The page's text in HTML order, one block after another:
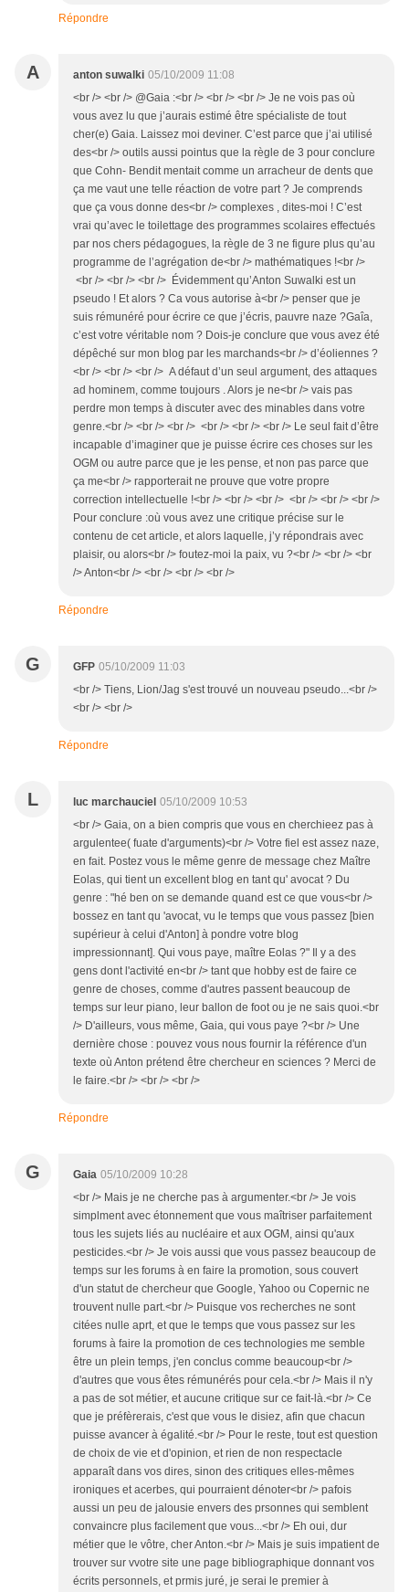
Répondre
A anton suwalki 05/10/2009 11:08
<br /> <br /> @Gaia :<br /> <br /> <br /> Je ne vois pas où
vous avez lu que j’aurais estimé être spécialiste de tout
cher(e) Gaia. Laissez moi deviner. C’est parce que j’ai utilisé
des<br /> outils aussi pointus que la règle de 3 pour conclure
que Cohn- Bendit mentait comme un arracheur de dents que
ça me vaut une telle réaction de votre part ? Je comprends
que ça vous donne des<br /> complexes , dites-moi ! C’est
vrai qu’avec le toilettage des programmes scolaires effectués
par nos chers pédagogues, la règle de 3 ne figure plus qu’au
programme de l’agrégation de<br /> mathématiques !<br />
<br /> <br /> <br /> Évidemment qu’Anton Suwalki est un
pseudo ! Et alors ? Ca vous autorise à<br /> penser que je
suis rémunéré pour écrire ce que j’écris, pauvre naze ?Gaîa,
c’est votre véritable nom ? Dois-je conclure que vous avez été
dépêché sur mon blog par les marchands<br /> d’éoliennes ?
<br /> <br /> <br /> A défaut d’un seul argument, des attaques
ad hominem, comme toujours . Alors je ne<br /> vais pas
perdre mon temps à discuter avec des minables dans votre
genre.<br /> <br /> <br /> <br /> <br /> <br /> Le seul fait d’être
incapable d’imaginer que je puisse écrire ces choses sur les
OGM ou autre parce que je les pense, et non pas parce que
ça me<br /> rapporterait ne prouve que votre propre
correction intellectuelle !<br /> <br /> <br /> <br /> <br /> <br />
Pour conclure :où vous avez une critique précise sur le
contenu de cet article, et alors laquelle, j’y répondrais avec
plaisir, ou alors<br /> foutez-moi la paix, vu ?<br /> <br /> <br
/> Anton<br /> <br /> <br /> <br />
Répondre
G GFP 05/10/2009 11:03
<br /> Tiens, Lion/Jag s'est trouvé un nouveau pseudo...<br />
<br /> <br />
Répondre
L luc marchauciel 05/10/2009 10:53
<br /> Gaia, on a bien compris que vous en cherchieez pas à
argulentee( fuate d'arguments)<br /> Votre fiel est assez naze,
en fait. Postez vous le même genre de message chez Maître
Eolas, qui tient un excellent blog en tant qu' avocat ? Du
genre : "hé ben on se demande quand est ce que vous<br />
bossez en tant qu 'avocat, vu le temps que vous passez [bien
supérieur à celui d'Anton] à pondre votre blog
impressionnant]. Qui vous paye, maître Eolas ?" Il y a des
gens dont l'activité en<br /> tant que hobby est de faire ce
genre de choses, comme d'autres passent beaucoup de
temps sur leur piano, leur ballon de foot ou je ne sais quoi.<br
/> D'ailleurs, vous même, Gaia, qui vous paye ?<br /> Une
dernière chose : pouvez vous nous fournir la référence d'un
texte où Anton prétend être chercheur en sciences ? Merci de
le faire.<br /> <br /> <br />
Répondre
G Gaia 05/10/2009 10:28
<br /> Mais je ne cherche pas à argumenter.<br /> Je vois
simplment avec étonnement que vous maîtriser parfaitement
tous les sujets liés au nucléaire et aux OGM, ainsi qu'aux
pesticides.<br /> Je vois aussi que vous passez beaucoup de
temps sur les forums à en faire la promotion, sous couvert
d'un statut de chercheur que Google, Yahoo ou Copernic ne
trouvent nulle part.<br /> Puisque vos recherches ne sont
citées nulle aprt, et que le temps que vous passez sur les
forums à faire la promotion de ces technologies me semble
être un plein temps, j'en conclus comme beaucoup<br />
d'autres que vous êtes rémunérés pour cela.<br /> Mais il n'y
a pas de sot métier, et aucune critique sur ce fait-là.<br /> Ce
que je préfèrerais, c'est que vous le disiez, afin que chacun
puisse avancer à égalité.<br /> Pour le reste, tout est question
de choix de vie et d'opinion, et rien de non respectacle
apparaît dans vos dires, sinon des critiques elles-mêmes
ironiques et acerbes, qui pourraient dénoter<br /> pafois
aussi un peu de jalousie envers des prsonnes qui semblent
convaincre plus facilement que vous...<br /> Eh oui, dur
métier que le vôtre, cher Anton.<br /> Mais je suis impatient de
trouver sur vvotre site une page bibliographique donnant vos
écrits personnels, et prmis juré, je serai le premier à